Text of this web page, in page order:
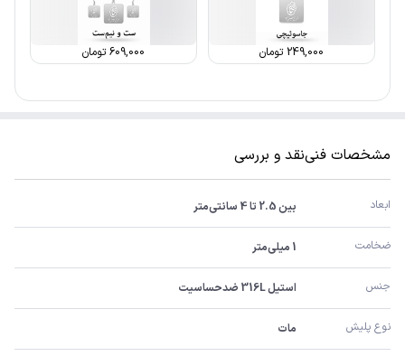
249,000 تومان 609,000تومان
مشخصات فنینقد و بررسی
ابعاد بین 2.5 تا 4 سانتی‌متر
ضخامت 1 میلی‌متر
جنس استیل 316L ضدحساسیت
نوع پلیش مات